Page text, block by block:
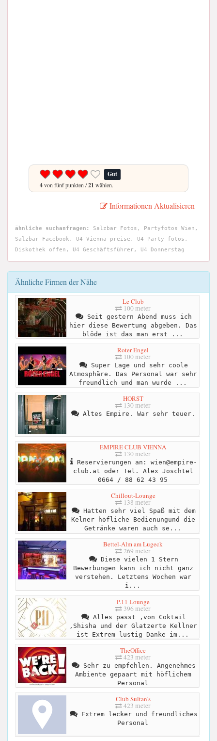
Gut
4von fünf punkten /21 wählen.
Informationen Aktualisieren
ähnliche suchanfragen:
Salzbar Fotos, Partyfotos Wien,
Salzbar Facebook, U4 Vienna preise, U4 Party fotos,
Diskothek offen, U4 Geschäftsführer, U4 Donnerstag
Ähnliche Firmen der Nähe
Le Club
100 meter
Seit gestern Abend muss ich
hier diese Bewertung abgeben. Das
blöde ist das man erst ...
Roter Engel
100 meter
Super Lage und sehr coole
Atmosphäre. Das Personal war sehr
freundlich und man wurde ...
HORST
130 meter
Altes Empire. War sehr teuer.
EMPIRE CLUB VIENNA
130 meter
Reservierungen an: wien@empire-
club.at oder Tel. Alex Joschtel
0664 / 88 62 43 95
Chillout-Lounge
138 meter
Hatten sehr viel Spaß mit dem
Kelner höfliche Bedienungund die
Getränke waren auch se...
Bettel-Alm am Lugeck
269 meter
Diese vielen 1 Stern
Bewerbungen kann ich nicht ganz
verstehen. Letztens Wochen war
i...
P.11 Lounge
396 meter
Alles passt ,von Coktail
,Shisha und der Glatzerte Kellner
ist Extrem lustig Danke im...
TheOffice
423 meter
Sehr zu empfehlen. Angenehmes
Ambiente gepaart mit höflichem
Personal
Club Sultan's
423 meter
Extrem lecker und freundliches
Personal